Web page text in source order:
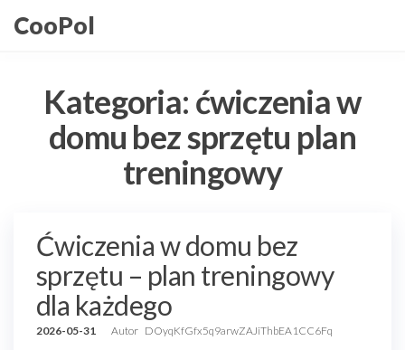
doCooPol
Kategoria: ćwiczenia w
domu bez sprzętu plan
treningowy
Ćwiczenia w domu bez
sprzętu – plan treningowy
dla każdego
2026-05-31 Autor DOyqKfGfx5q9arwZAJiThbEA1CC6Fq